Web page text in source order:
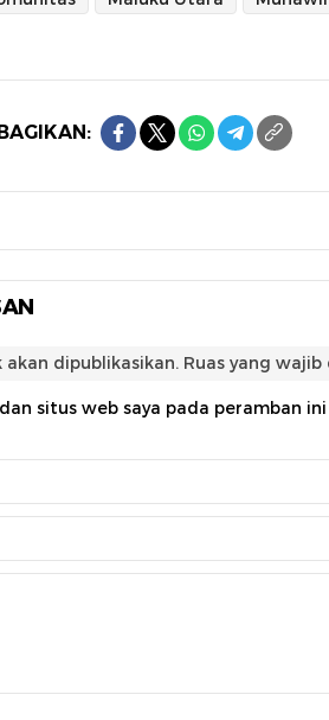
dipublikasikan. Ruas yang
situs web saya pada peramban